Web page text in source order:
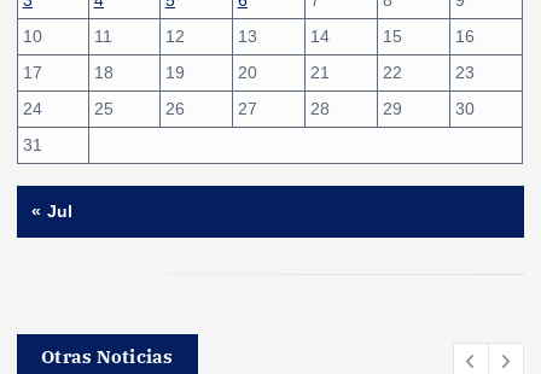
10
11 12 13 14 15
16
17
18 19 20 21 22
23
24
25 26 27 28 29
30
31
« Jul
Otras Noticias